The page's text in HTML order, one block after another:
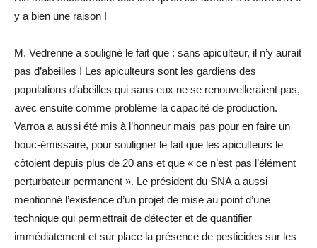
y a bien une raison !
M. Vedrenne a souligné le fait que : sans apiculteur, il n’y aurait
pas d’abeilles ! Les apiculteurs sont les gardiens des
populations d’abeilles qui sans eux ne se renouvelleraient pas,
avec ensuite comme problème la capacité de production.
Varroa a aussi été mis à l’honneur mais pas pour en faire un
bouc-émissaire, pour souligner le fait que les apiculteurs le
côtoient depuis plus de 20 ans et que « ce n’est pas l’élément
perturbateur permanent ». Le président du SNA a aussi
mentionné l’existence d’un projet de mise au point d’une
technique qui permettrait de détecter et de quantifier
immédiatement et sur place la présence de pesticides sur les